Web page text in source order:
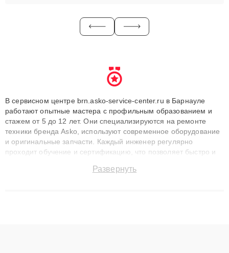
В сервисном центре brn.asko-service-center.ru в Барнауле
работают опытные мастера с профильным образованием и
стажем от 5 до 12 лет. Они специализируются на ремонте
техники бренда Asko, используют современное оборудование
и оригинальные запчасти. Каждый инженер регулярно
проходит обучение и сертификацию, что позволяет быстро и
сохранением гарантии до 3 лет. Наши мастера решают
Развернуть